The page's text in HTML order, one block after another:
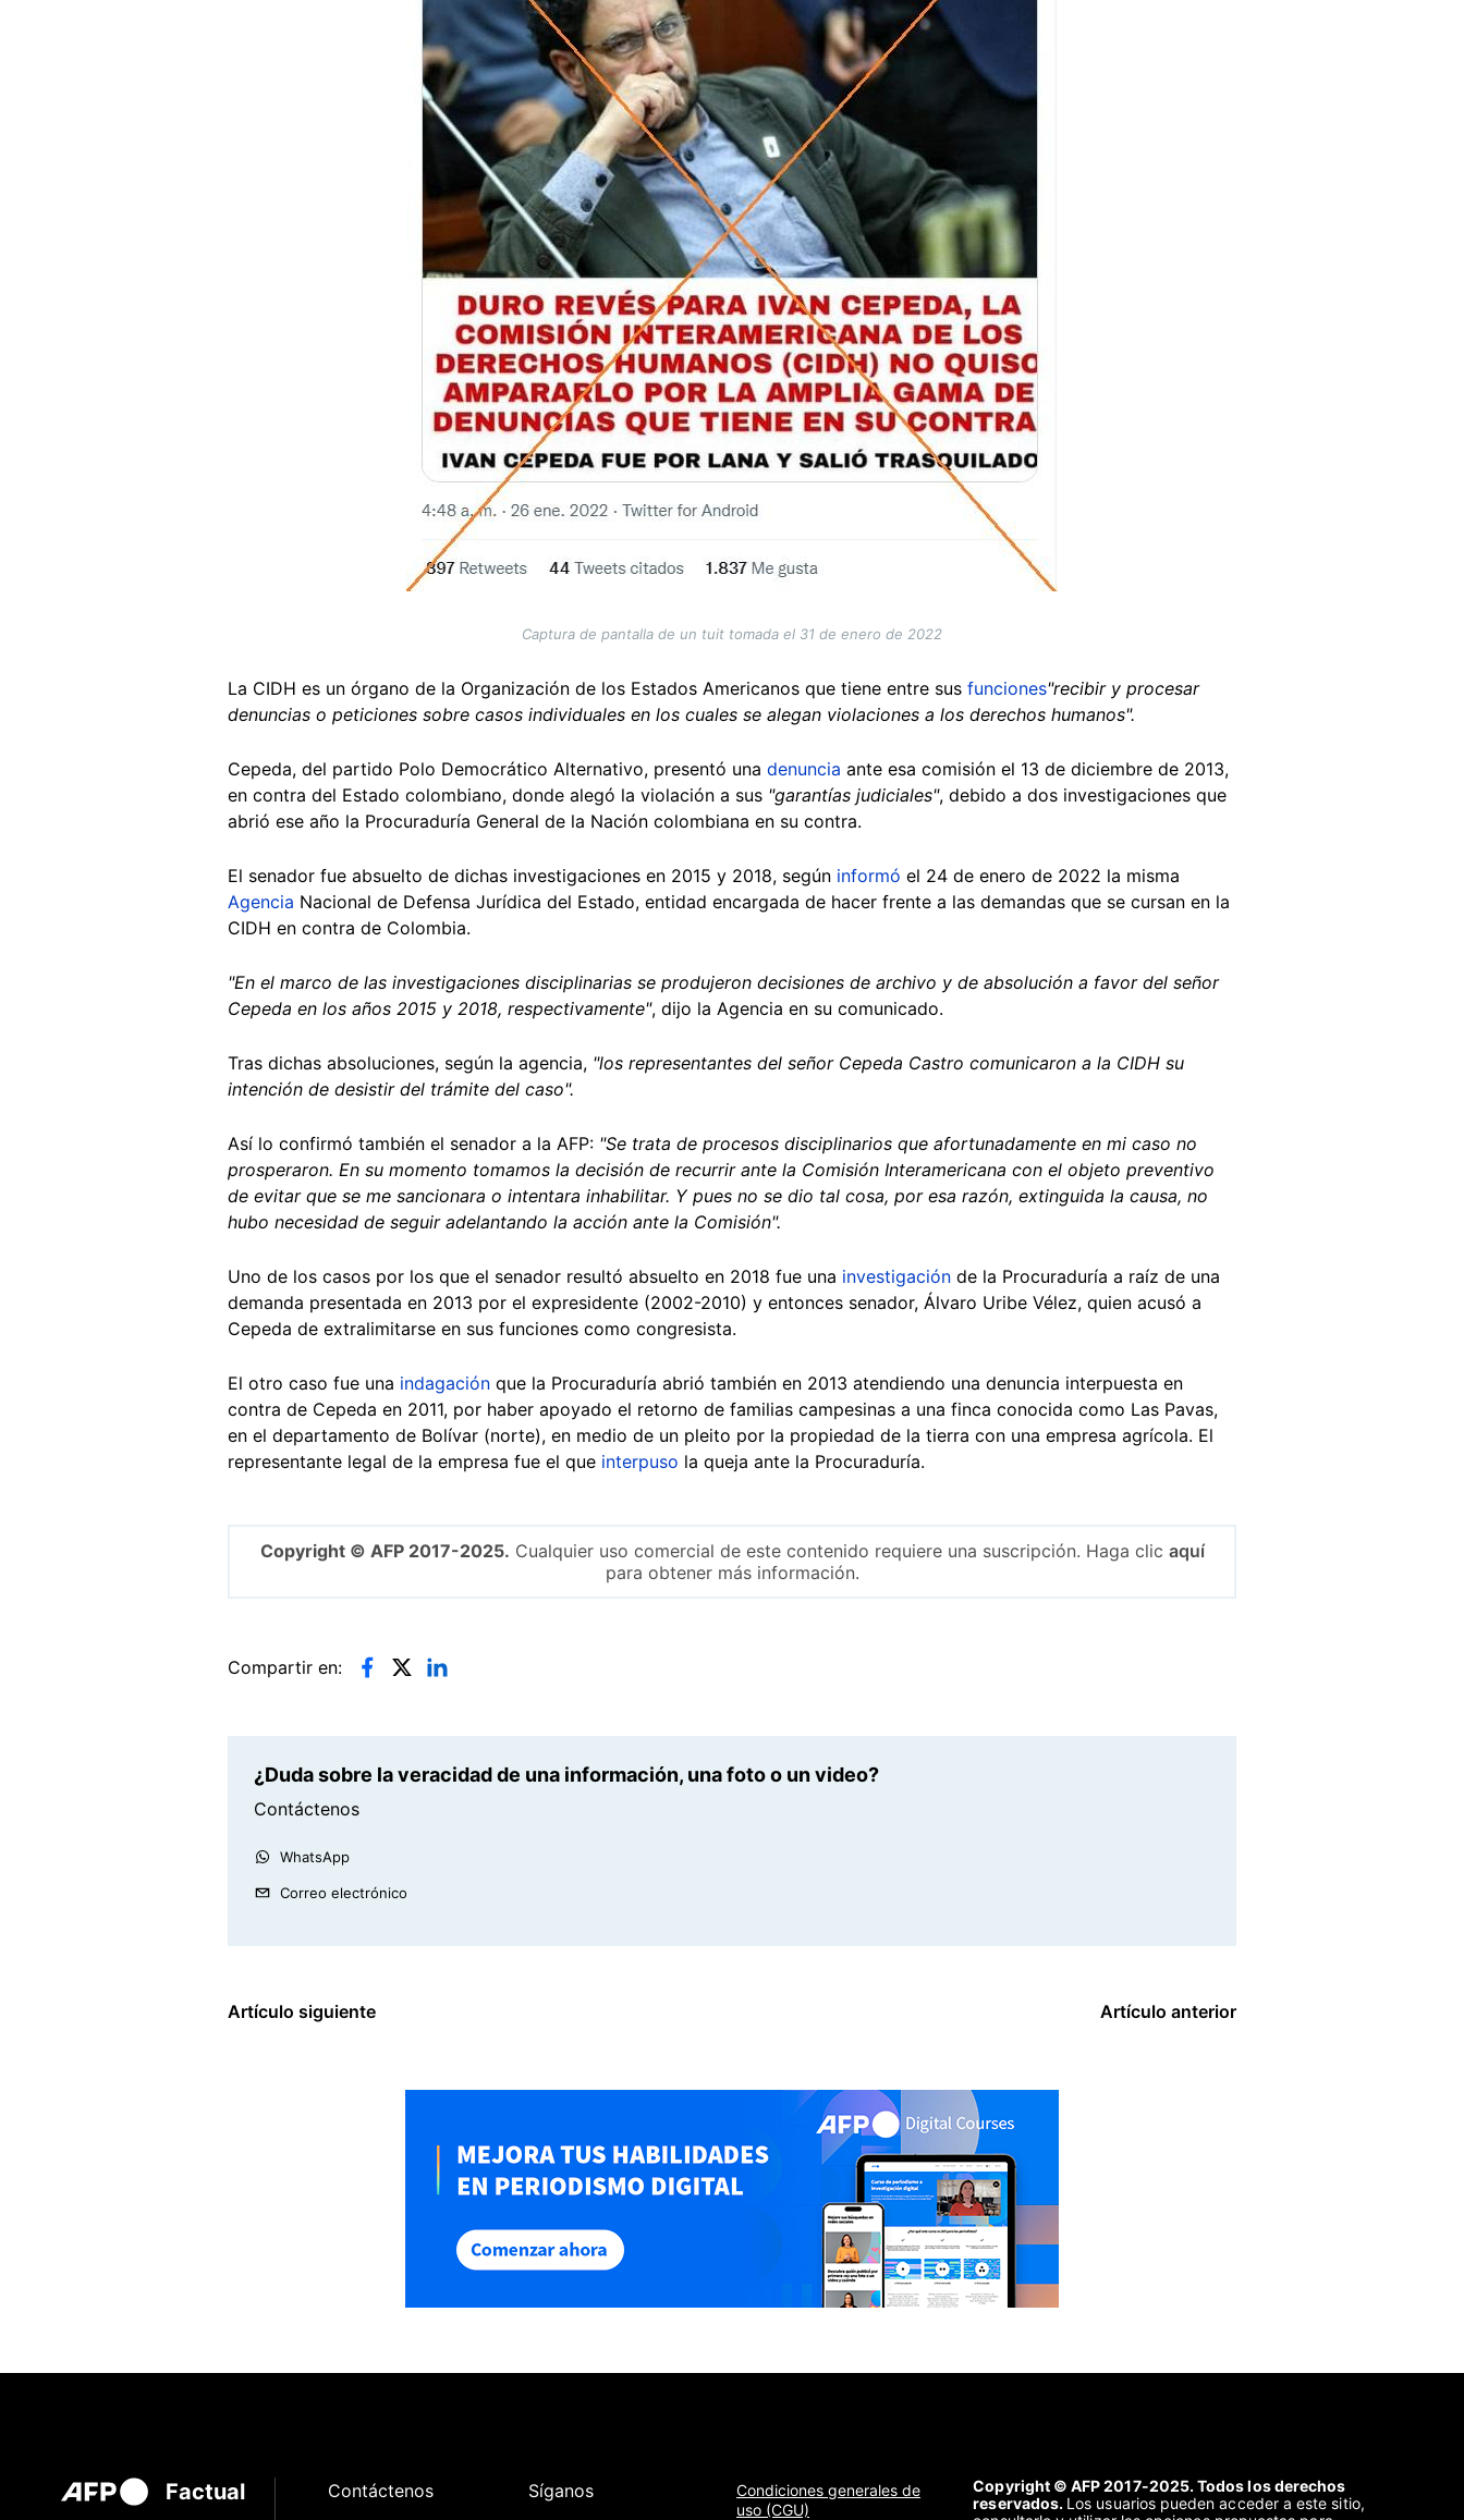
Captura de pantalla de un tuit tomada el 31 de enero de 2022
La CIDH es un órgano de la Organización de los Estados Americanos que tiene entre sus funciones"recibir y procesar
denuncias o peticiones sobre casos individuales en los cuales se alegan violaciones a los derechos humanos".
Cepeda, del partido Polo Democrático Alternativo, presentó una denuncia ante esa comisión el 13 de diciembre de 2013,
en contra del Estado colombiano, donde alegó la violación a sus "garantías judiciales", debido a dos investigaciones que
abrió ese año la Procuraduría General de la Nación colombiana en su contra.
El senador fue absuelto de dichas investigaciones en 2015 y 2018, según informó el 24 de enero de 2022 la misma
Agencia Nacional de Defensa Jurídica del Estado, entidad encargada de hacer frente a las demandas que se cursan en la
CIDH en contra de Colombia.
"En el marco de las investigaciones disciplinarias se produjeron decisiones de archivo y de absolución a favor del señor
Cepeda en los años 2015 y 2018, respectivamente", dijo la Agencia en su comunicado.
Tras dichas absoluciones, según la agencia, "los representantes del señor Cepeda Castro comunicaron a la CIDH su
intención de desistir del trámite del caso".
Así lo confirmó también el senador a la AFP: "Se trata de procesos disciplinarios que afortunadamente en mi caso no
prosperaron. En su momento tomamos la decisión de recurrir ante la Comisión Interamericana con el objeto preventivo
de evitar que se me sancionara o intentara inhabilitar. Y pues no se dio tal cosa, por esa razón, extinguida la causa, no
hubo necesidad de seguir adelantando la acción ante la Comisión".
Uno de los casos por los que el senador resultó absuelto en 2018 fue una investigación de la Procuraduría a raíz de una
demanda presentada en 2013 por el expresidente (2002-2010) y entonces senador, Álvaro Uribe Vélez, quien acusó a
Cepeda de extralimitarse en sus funciones como congresista.
El otro caso fue una indagación que la Procuraduría abrió también en 2013 atendiendo una denuncia interpuesta en
contra de Cepeda en 2011, por haber apoyado el retorno de familias campesinas a una finca conocida como Las Pavas,
en el departamento de Bolívar (norte), en medio de un pleito por la propiedad de la tierra con una empresa agrícola. El
representante legal de la empresa fue el que interpuso la queja ante la Procuraduría.
Copyright © AFP 2017-2025. Cualquier uso comercial de este contenido requiere una suscripción. Haga clic aquí
para obtener más información.
Compartir en:
¿Duda sobre la veracidad de una información, una foto o un video?
Contáctenos
WhatsApp
Correo electrónico
Artículo siguiente Artículo anterior
Factual Contáctenos Síganos
Condiciones generales de
uso (CGU)
Copyright © AFP 2017-2025. Todos los derechos
reservados. Los usuarios pueden acceder a este sitio,